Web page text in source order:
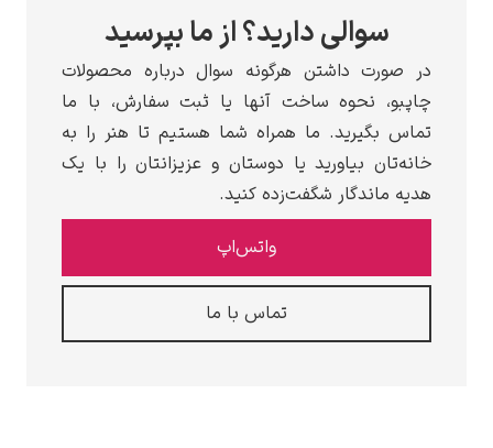
سوالی دارید؟ از ما بپرسید
در صورت داشتن هرگونه سوال درباره محصولات
چاپبو، نحوه ساخت آنها یا ثبت سفارش، با ما
تماس بگیرید. ما همراه شما هستیم تا هنر را به
خانه‌تان بیاورید یا دوستان و عزیزانتان را با یک
هدیه ماندگار شگفت‌زده کنید.
واتس‌اپ
تماس با ما